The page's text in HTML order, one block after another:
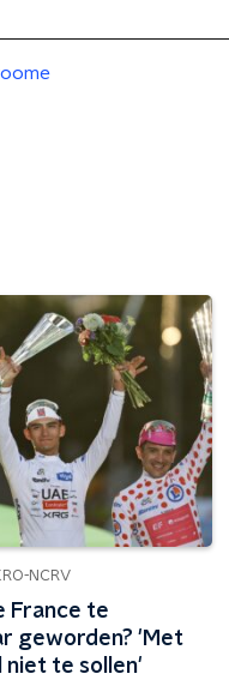
NCRV
France te
geworden? 'Met
niet te sollen'